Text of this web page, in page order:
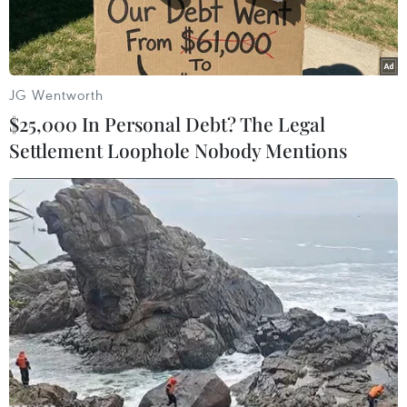
Container hàng hóa được xếp tại cảng Long Beach, California,
Mỹ. (Ảnh: AFP/TTXVN)
Theo số liệu được công bố ngày 5/10 của Bộ
Thương mại Mỹ, xuất khẩu gia tăng đã giúp làm
giảm thâm hụt thương mại của Mỹ trong tháng
Tám xuống mức thấp nhất kể từ cuối năm 2020.
JG Wentworth
$25,000 In Personal Debt? The Legal
Settlement Loophole Nobody Mentions